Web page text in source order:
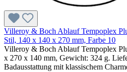
Villeroy & Boch Ablauf Tempoplex
Stil, 140 x 140 x 270 mm, Farbe 10
Villeroy & Boch Ablauf Tempoplex
x 270 x 140 mm, Gewicht: 324 g.
Badausstattung mit klassischem